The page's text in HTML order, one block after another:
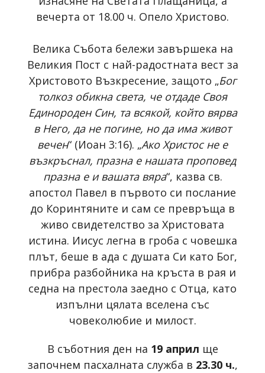
вечерта от 18.00 ч. Опело Христово.
Велика Събота бележи завършека на
Великия Пост с най-радостната вест за
Христовото Възкресение, защото „Бог
толкоз обикна света, че отдаде Своя
Единороден Син, та всякой, който вярва
в Него, да не погине, но да има живот
вечен“ (Иоан 3:16). „Ако Христос не е
възкръснал, празна е нашата проповед
празна е и вашата вяра“, казва св.
апостол Павел в първото си послание
до Коринтяните и сам се превръща в
живо свидетелство за Христовата
истина. Иисус легна в гроба с човешка
плът, беше в ада с душата Си като Бог,
прибра разбойника на кръста в рая и
седна на престола заедно с Отца, като
изпълни цялата вселена със
човеколюбие и милост.
В съботния ден на 19 април ще
започнем пасхалната служба в 23.30 ч.,